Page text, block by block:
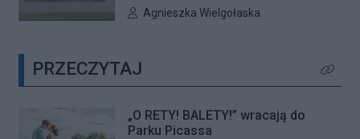
mieszkańców Białołęki i miłośników
zostanie kompleksowo
zmodernizowane.
Autor artykułu:
Agnieszka Wielgołaska
PRZECZYTAJ Kliknij
„O RETY! BALETY!” wracają do
Parku Picassa